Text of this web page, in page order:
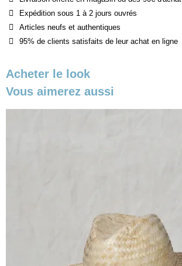
Expédition sous 1 à 2 jours ouvrés
Articles neufs et authentiques
95% de clients satisfaits de leur achat en ligne
Acheter le look
Vous aimerez aussi